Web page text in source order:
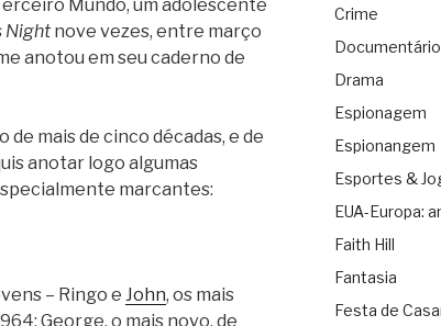
Mundo, um adolescente
Nightnove vezes, entre março
anotou em seu caderno de
mais de cinco décadas, e de
anotar logo algumas
marcantes:
– Ringo e John, os mais
George, o mais novo, de
Crime
Documentário
Drama
Espionagem
Espionangem
Esportes &
EUA-Europa:
Faith Hill
Fantasia
Festa de